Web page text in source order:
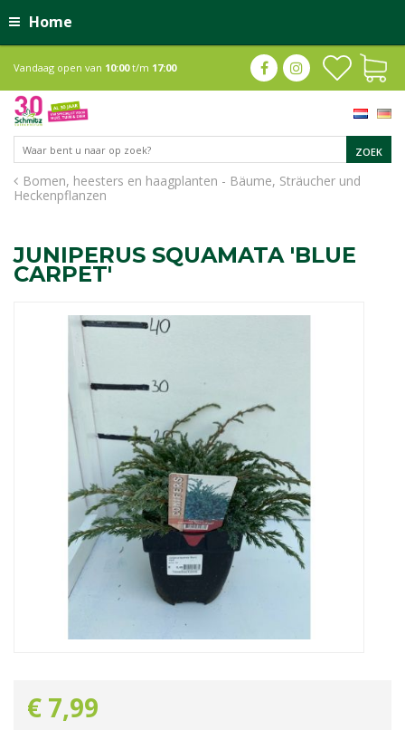
Home
Bomen, heesters en haagplanten - Bäume, Sträucher und
Heckenpflanzen
Vandaag open van 10:00t/m 17:00
JUNIPERUS SQUAMATA 'BLUE
CARPET'
€ 7,99